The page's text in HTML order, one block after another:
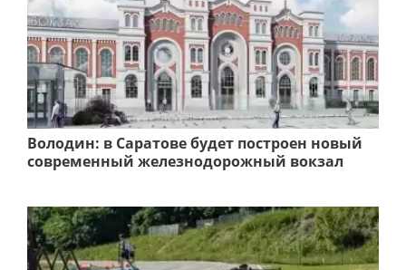
Володин: в Саратове будет построен новый
современный железнодорожный вокзал